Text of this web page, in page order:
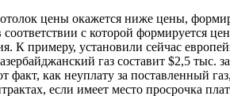
цены окажется ниже цены,
с которой формируется
К примеру, установили сейчас
газ составит $2,5 тыс.
как неуплату за поставленный
если имеет место просрочка